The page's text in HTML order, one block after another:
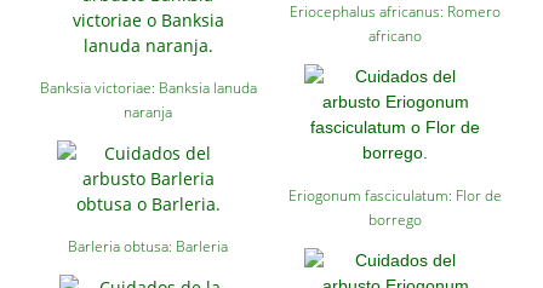
Banksia victoriae: Banksia lanuda
naranja
Barleria obtusa: Barleria
Eriocephalus africanus: Romero
africano
Eriogonum fasciculatum: Flor de
borrego